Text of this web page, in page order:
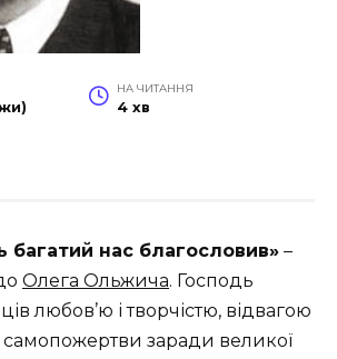
НА ЧИТАННЯ
4 хв
багатий нас благословив» –
Олега Ольжича. Господь
любов’ю і творчістю, відвагою
самопожертви заради великої